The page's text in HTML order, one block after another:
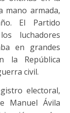
mano armada,
El Partido
luchadores
en grandes
la República
civil.
electoral,
Manuel Ávila